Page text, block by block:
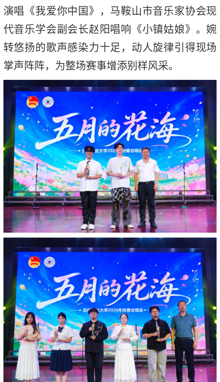
演唱《我爱你中国》，马鞍山市音乐家协会现
代音乐学会副会长赵阳唱响《小镇姑娘》。婉
转悠扬的歌声感染力十足，动人旋律引得现场
掌声阵阵，为整场赛事增添别样风采。